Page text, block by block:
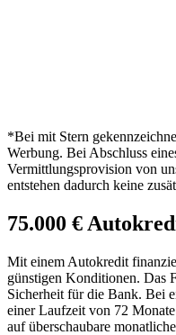
*Bei mit Stern
Werbung. Bei Abschluss
Vermittlungsprovision von
entstehen dadurch keine
75.000 €
Mit einem Autokredit
günstigen Konditionen. Das
Sicherheit für die Bank. Bei
einer Laufzeit von 72
auf überschaubare